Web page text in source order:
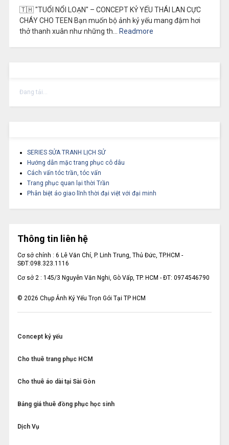
🇹🇭 "TUỔI NỔI LOẠN" – CONCEPT KỶ YẾU THÁI LAN CỰC
CHÁY CHO TEEN Bạn muốn bộ ảnh kỷ yếu mang đậm hơi
thở thanh xuân như những th...
Readmore
Đang tải...
SERIES SỬA TRANH LỊCH SỬ
Hướng dẫn mặc trang phục cô dâu
Cách vấn tóc trần, tóc vấn
Trang phục quan lại thời Trần
Phân biệt áo giao lĩnh thời đại việt với đại minh
Thông tin liên hệ
Cơ sở chính : 6 Lê Văn Chí, P. Linh Trung, Thủ Đức, TP.HCM -
SĐT:098.323.1116
Cơ sở 2 : 145/3 Nguyễn Văn Nghi, Gò Vấp, TP. HCM - ĐT: 0974546790
©2026 Chụp Ảnh Kỷ Yếu Trọn Gói Tại TP HCM
Concept kỷ yếu
Cho thuê trang phục HCM
Cho thuê áo dài tại Sài Gòn
Bảng giá thuê đồng phục học sinh
Dịch Vụ